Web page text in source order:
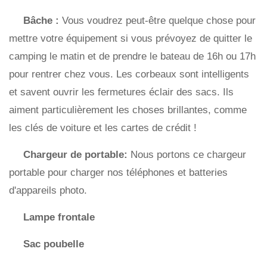
Bâche : Vous voudrez peut-être quelque chose pour
mettre votre équipement si vous prévoyez de quitter le
camping le matin et de prendre le bateau de 16h ou 17h
pour rentrer chez vous. Les corbeaux sont intelligents
et savent ouvrir les fermetures éclair des sacs. Ils
aiment particulièrement les choses brillantes, comme
les clés de voiture et les cartes de crédit !
Chargeur de portable: Nous portons ce chargeur
portable pour charger nos téléphones et batteries
d'appareils photo.
Lampe frontale
Sac poubelle